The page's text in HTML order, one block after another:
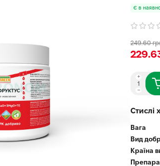
Є в
249.60
Стислі
Вага
Вид
Країна